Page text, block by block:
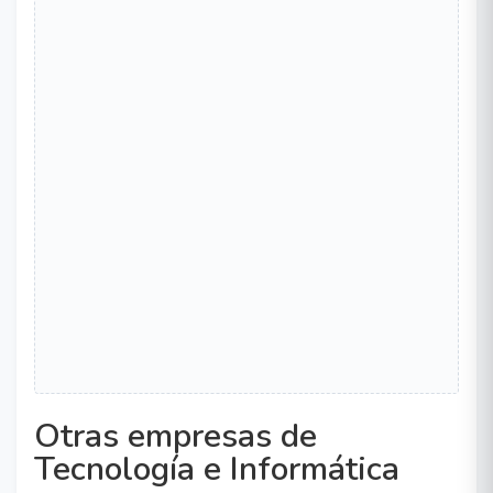
Otras empresas de
Tecnología e Informática